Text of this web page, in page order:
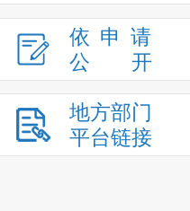
依申请
公
开
地方部门
平台链接